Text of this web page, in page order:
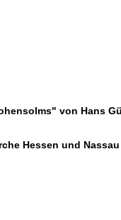
von Hans
Hessen und Nassau